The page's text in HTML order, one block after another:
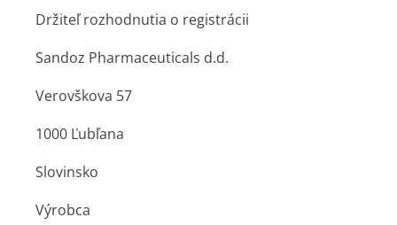
Držiteľ rozhodnutia o registrácii
Sandoz Pharmaceuticals d.d.
Verovškova 57
1000 Ľubľana
Slovinsko
Výrobca